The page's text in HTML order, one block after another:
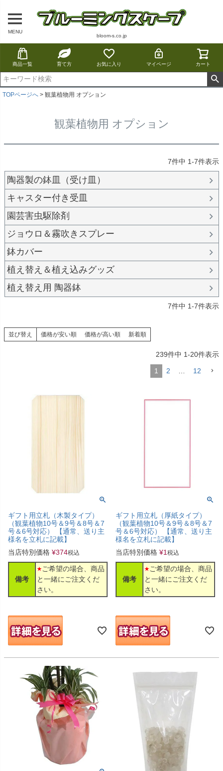
MENU
bloom-s.co.jp
商品一覧 育て方 お気に入り マイページ カート
TOPページへ 観葉植物用 オプション
観葉植物用 オプション
7件中 1-7件表示
陶器製の鉢皿（受け皿）
キャスター付き受皿
園芸害虫駆除剤
ジョウロ＆霧吹きスプレー
鉢カバー
植え替え＆植え込みグッズ
植え替え用 陶器鉢
7件中 1-7件表示
並び替え 価格が安い順 価格が高い順 新着順
239件中 1-20件表示
1 2 12
ギフト用立札（木製タイプ）
（観葉植物10号＆9号＆8号＆7
号＆6号対応） 【通常、送り主
様名を立札に記載】
当店特別価格 ¥374税込
備考
ご希望の場合、商品
と一緒にご注文くだ
さい。
ギフト用立札（厚紙タイプ）
（観葉植物10号＆9号＆8号＆7
号＆6号対応） 【通常、送り主
様名を立札に記載】
当店特別価格 ¥1 税込
備考
ご希望の場合、商品
と一緒にご注文くだ
さい。